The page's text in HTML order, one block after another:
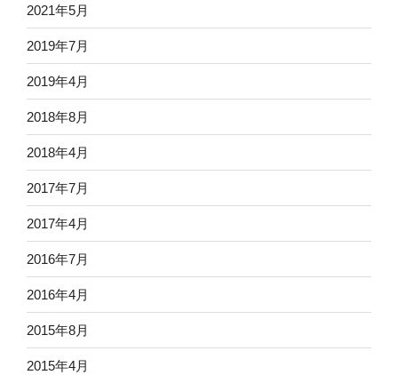
2021年5月
2019年7月
2019年4月
2018年8月
2018年4月
2017年7月
2017年4月
2016年7月
2016年4月
2015年8月
2015年4月